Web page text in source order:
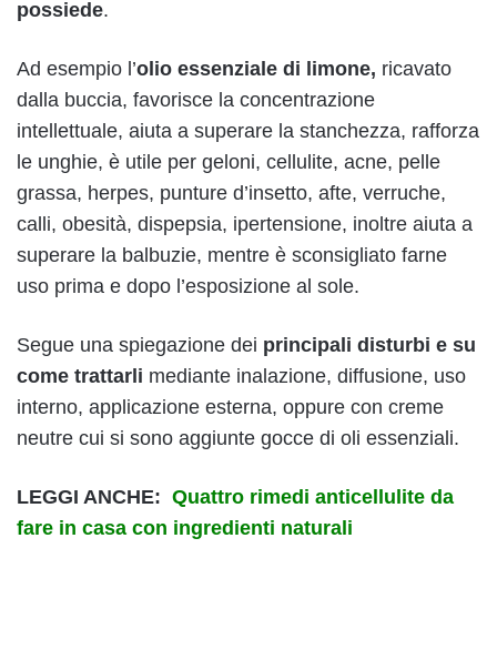
possiede.
Ad esempio l’olio essenziale di limone, ricavato
dalla buccia, favorisce la concentrazione
intellettuale, aiuta a superare la stanchezza, rafforza
le unghie, è utile per geloni, cellulite, acne, pelle
grassa, herpes, punture d’insetto, afte, verruche,
calli, obesità, dispepsia, ipertensione, inoltre aiuta a
superare la balbuzie, mentre è sconsigliato farne
uso prima e dopo l’esposizione al sole.
Segue una spiegazione dei principali disturbi e su
come trattarli mediante inalazione, diffusione, uso
interno, applicazione esterna, oppure con creme
neutre cui si sono aggiunte gocce di oli essenziali.
LEGGI ANCHE: Quattro rimedi anticellulite da
fare in casa con ingredienti naturali